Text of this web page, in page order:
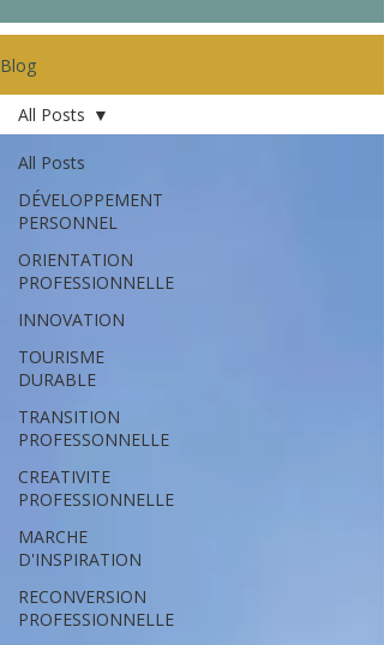
Blog
All Posts
DÉVELOPPEMENT
PERSONNEL
ORIENTATION
PROFESSIONNELLE
INNOVATION
TOURISME
DURABLE
TRANSITION
PROFESSONNELLE
CREATIVITE
PROFESSIONNELLE
MARCHE
D'INSPIRATION
RECONVERSION
PROFESSIONNELLE
All Posts